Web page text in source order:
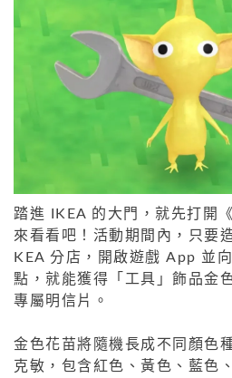
踏進 IKEA 的大門，就先打開
來看看吧！活動期間內，只要
KEA 分店，開啟遊戲 App 並
點，就能獲得「工具」飾品金
專屬明信片。
金色花苗將隨機長成不同顏色
克敏，包含紅色、黃色、藍色